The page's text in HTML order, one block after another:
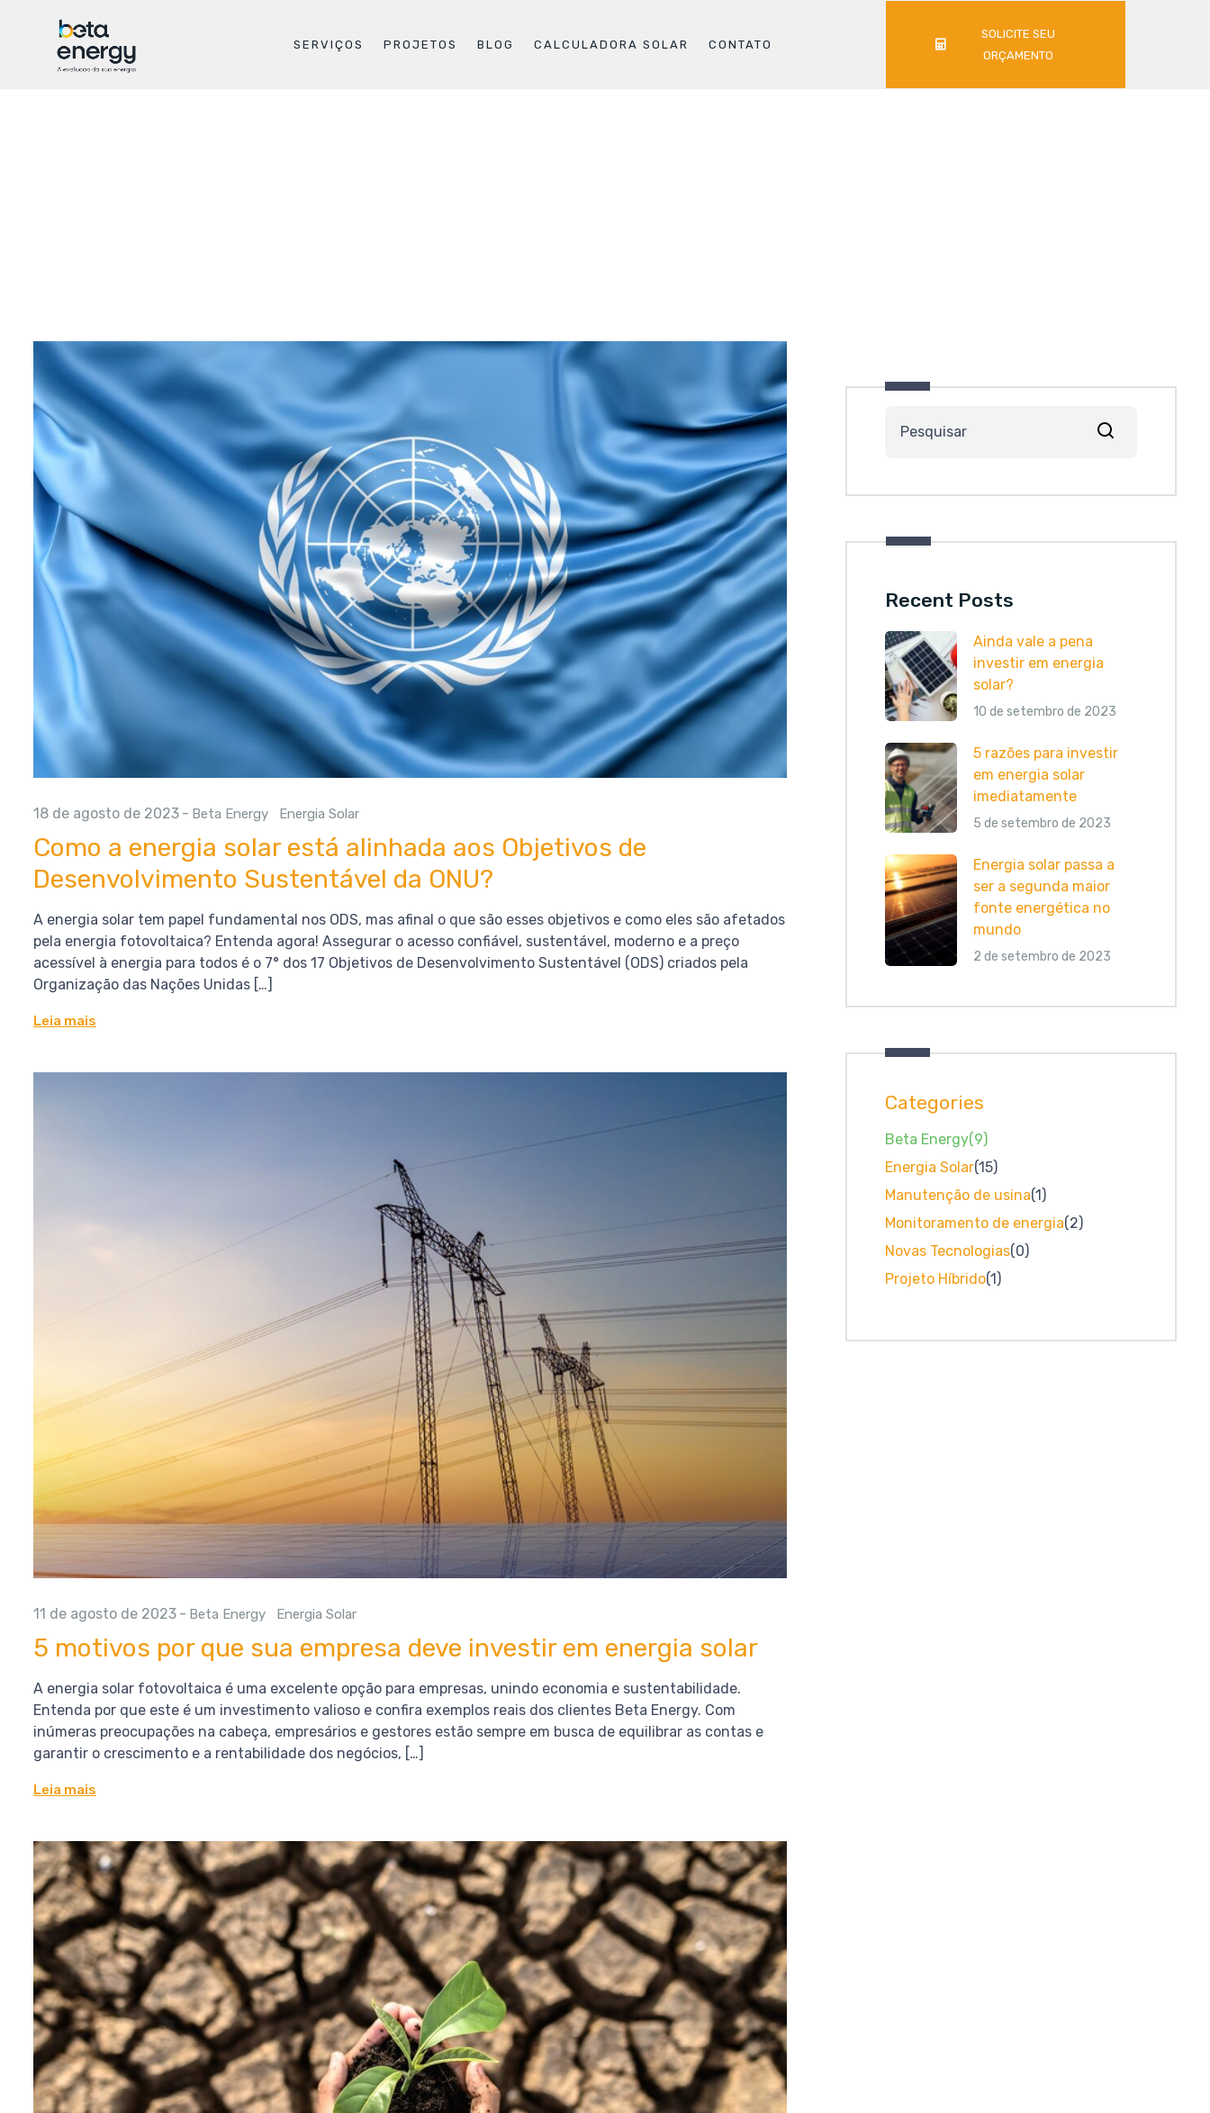
SERVIÇOS PROJETOS BLOG CALCULADORA SOLAR CONTATO
SOLICITE SEU
ORÇAMENTO
Blog
18 de agosto de 2023 - Beta Energy Energia Solar
Como a energia solar está alinhada aos Objetivos de
Desenvolvimento Sustentável da ONU?
A energia solar tem papel fundamental nos ODS, mas afinal o que são esses objetivos e como eles são afetados
pela energia fotovoltaica? Entenda agora! Assegurar o acesso confiável, sustentável, moderno e a preço
acessível à energia para todos é o 7° dos 17 Objetivos de Desenvolvimento Sustentável (ODS) criados pela
Organização das Nações Unidas […]
Leia mais
11 de agosto de 2023 - Beta Energy Energia Solar
5 motivos por que sua empresa deve investir em energia solar
A energia solar fotovoltaica é uma excelente opção para empresas, unindo economia e sustentabilidade.
Entenda por que este é um investimento valioso e confira exemplos reais dos clientes Beta Energy. Com
inúmeras preocupações na cabeça, empresários e gestores estão sempre em busca de equilibrar as contas e
garantir o crescimento e a rentabilidade dos negócios, […]
Leia mais
Recent Posts
Ainda vale a pena
investir em energia
solar?
10 de setembro de 2023
5 razões para investir
em energia solar
imediatamente
5 de setembro de 2023
Energia solar passa a
ser a segunda maior
fonte energética no
mundo
2 de setembro de 2023
Categories
Beta Energy(9)
Energia Solar(15)
Manutenção de usina(1)
Monitoramento de energia(2)
Novas Tecnologias(0)
Projeto Híbrido(1)